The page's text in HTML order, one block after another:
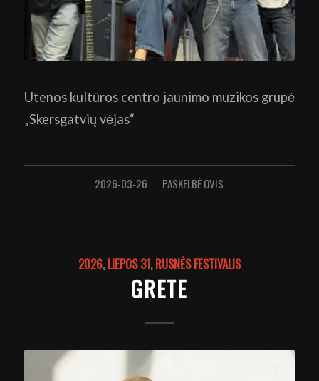
Utenos kultūros centro jaunimo muzikos grupė
„Skersgatvių vėjas“
2026-03-26
/ PASKELBĖOVIS
2026,LIEPOS 31,RUSNĖS FESTIVALIS
GRETE